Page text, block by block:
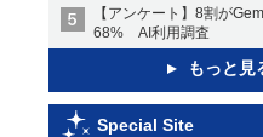
【アンケート】8割が
68% AI利用調査
もっと見
Special Site